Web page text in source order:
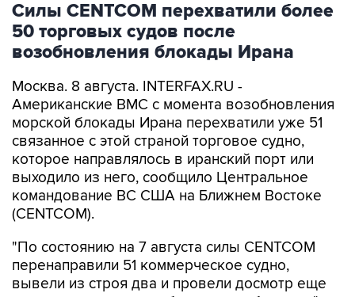
возобновления блокады Ирана
Москва. 8 августа. INTERFAX.RU -
морской блокады Ирана перехватили уже 51
связанное с этой страной торговое судно,
которое направлялось в иранский порт или
выходило из него, сообщило Центральное
командование ВС США на Ближнем Востоке
(CENTCOM).
"По состоянию на 7 августа силы CENTCOM
вывели из строя два и провели досмотр еще
двух судов в рамках обеспечения блокады", -
говорится в сообщении.